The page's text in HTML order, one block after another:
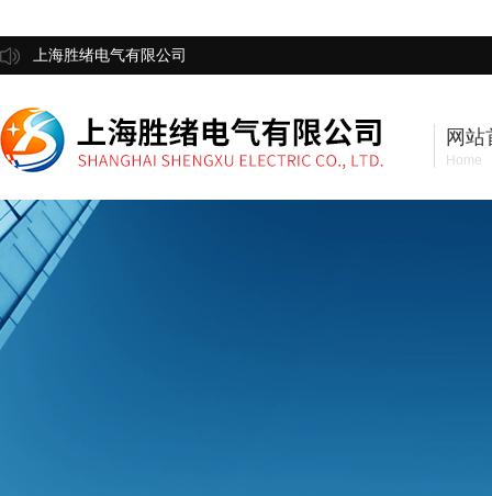
上海胜绪电气有限公司
网站
Home